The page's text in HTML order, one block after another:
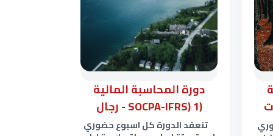
دورة المحاسبة المالية
(SOCPA-IFRS) 1 - رجال
تنعقد الدورة كل اسبوع حضوري